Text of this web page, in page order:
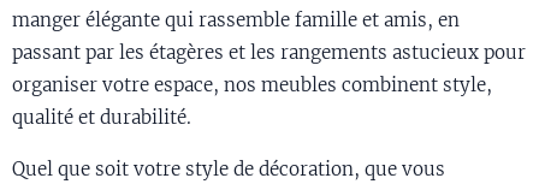
manger élégante qui rassemble famille et amis, en
passant par les étagères et les rangements astucieux pour
organiser votre espace, nos meubles combinent style,
qualité et durabilité.
Quel que soit votre style de décoration, que vous